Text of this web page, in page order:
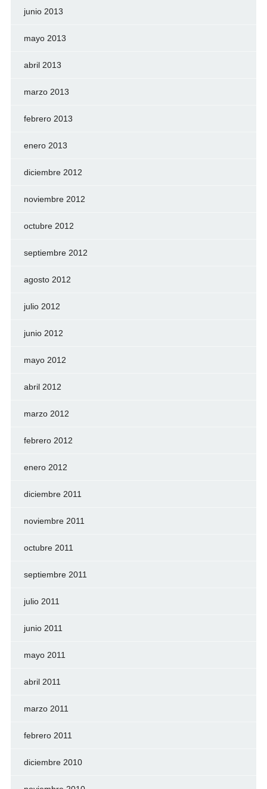
junio 2013
mayo 2013
abril 2013
marzo 2013
febrero 2013
enero 2013
diciembre 2012
noviembre 2012
octubre 2012
septiembre 2012
agosto 2012
julio 2012
junio 2012
mayo 2012
abril 2012
marzo 2012
febrero 2012
enero 2012
diciembre 2011
noviembre 2011
octubre 2011
septiembre 2011
julio 2011
junio 2011
mayo 2011
abril 2011
marzo 2011
febrero 2011
diciembre 2010